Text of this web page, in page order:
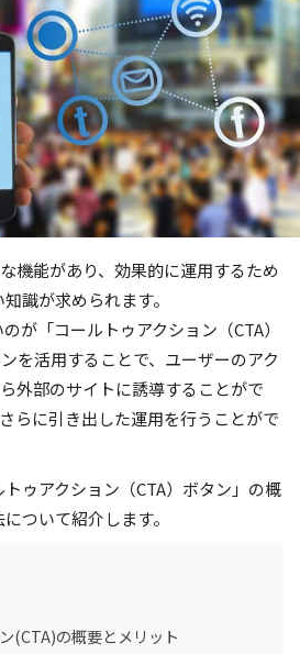
機能があり、効果的に運用するため
識が求められます。
が「コールトゥアクション（CTA）
を活用することで、ユーザーのアク
外部のサイトに誘導することがで
らに引き出した運用を行うことがで
ゥアクション（CTA）ボタン」の概
ついて紹介します。
(CTA)の概要とメリット